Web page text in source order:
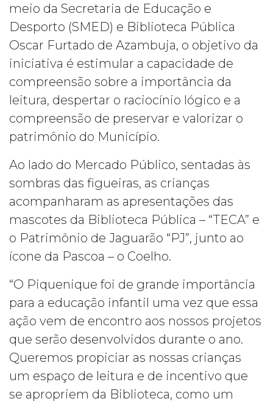
meio da Secretaria de Educação e
Desporto (SMED) e Biblioteca Pública
Oscar Furtado de Azambuja, o objetivo da
iniciativa é estimular a capacidade de
compreensão sobre a importância da
leitura, despertar o raciocínio lógico e a
compreensão de preservar e valorizar o
patrimônio do Município.
Ao lado do Mercado Público, sentadas às
sombras das figueiras, as crianças
acompanharam as apresentações das
mascotes da Biblioteca Pública – “TECA” e
o Patrimônio de Jaguarão “PJ”, junto ao
ícone da Pascoa – o Coelho.
“O Piquenique foi de grande importância
para a educação infantil uma vez que essa
ação vem de encontro aos nossos projetos
que serão desenvolvidos durante o ano.
Queremos propiciar as nossas crianças
um espaço de leitura e de incentivo que
se apropriem da Biblioteca, como um